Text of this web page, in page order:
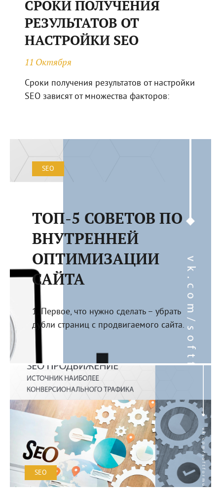
СРОКИ ПОЛУЧЕНИЯ
РЕЗУЛЬТАТОВ ОТ
НАСТРОЙКИ SEO
11 Октября
Сроки получения результатов от настройки
SEO зависят от множества факторов:
SEO
ТОП-5 СОВЕТОВ ПО
ВНУТРЕННЕЙ
ОПТИМИЗАЦИИ
САЙТА
1. Первое, что нужно сделать – убрать
дубли страниц с продвигаемого сайта.
SEO